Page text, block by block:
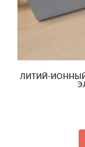
ЛИТИЙ-ИОННЫЙ